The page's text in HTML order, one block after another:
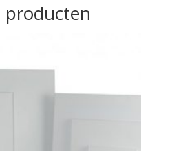
producten